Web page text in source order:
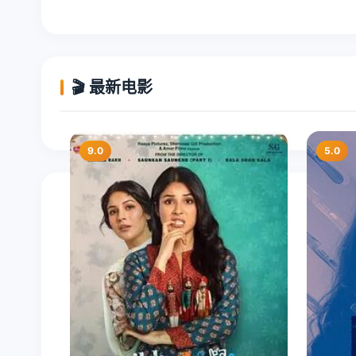
🎬 最新电影
9.0 5.0